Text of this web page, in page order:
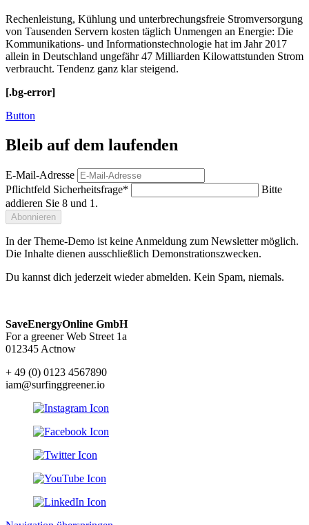
Rechenleistung, Kühlung und unterbrechungsfreie Stromversorgung
von Tausenden Servern kosten täglich Unmengen an Energie: Die
Kommunikations- und Informations­technologie hat im Jahr 2017
allein in Deutschland ungefähr 47 Milliarden Kilowattstunden Strom
verbraucht. Tendenz ganz klar steigend.
[.bg-error]
Button
Bleib auf dem laufenden
E-Mail-Adresse
Pflichtfeld Sicherheitsfrage*
Bitte
addieren Sie 8 und 1.
Abonnieren
In der Theme-Demo ist keine Anmeldung zum Newsletter möglich.
Die Inhalte dienen ausschließlich Demonstrationszwecken.
Du kannst dich jederzeit wieder abmelden. Kein Spam, niemals.
SaveEnergyOnline GmbH
For a greener Web Street 1a
012345 Actnow
+ 49 (0) 0123 4567890
iam@surfinggreener.io